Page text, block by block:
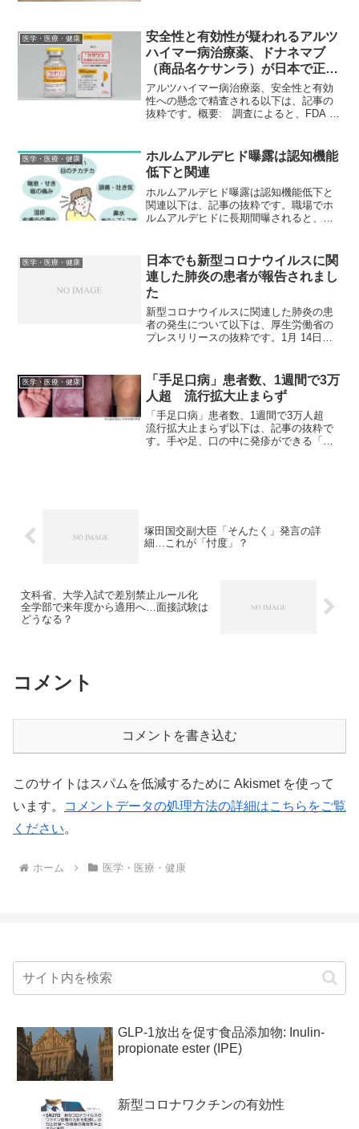
医学・医療・健康
安全性と有効性が疑われるアルツ
ハイマー病治療薬、ドナネマブ
（商品名ケサンラ）が日本で正式
承認されました。
アルツハイマー病治療薬、安全性と有効
性への懸念で精査される以下は、記事の
抜粋です。概要: 調査によると、FDA が
念から精査を受けている。この調査で
は、治験中の複数の患...
医学・医療・健康
ホルムアルデヒド曝露は認知機能
低下と関連
ホルムアルデヒド曝露は認知機能低下と
関連以下は、記事の抜粋です。職場でホ
ルムアルデヒドに長期間曝されると、後
が、新たな研究で示唆された。ホルムア
ルデヒドは刺激臭のある無色...
医学・医療・健康
日本でも新型コロナウイルスに関
連した肺炎の患者が報告されまし
た
新型コロナウイルスに関連した肺炎の患
者の発生について以下は、厚生労働省の
プレスリリースの抜粋です。1月 14日、
ある肺炎の患者が報告されました。この
方については、1月6...
医学・医療・健康
「手足口病」患者数、1週間で3万
人超 流行拡大止まらず
「手足口病」患者数、1週間で3万人超
流行拡大止まらず以下は、記事の抜粋で
す。手や足、口の中に発疹ができる「手
塚田国交副大臣「そんたく」発言の詳
細…これが「忖度」？
文科省、大学入試で差別禁止ルール化
全学部で来年度から適用へ…面接試験は
どうなる？
コメント
コメントを書き込む
このサイトはスパムを低減するために Akismet を使って
います。
コメントデータの処理方法の詳細はこちらをご覧
ください。
ホーム 医学・医療・健康
GLP-1放出を促す食品添加物: Inulin-
propionate ester (IPE)
新型コロナワクチンの有効性